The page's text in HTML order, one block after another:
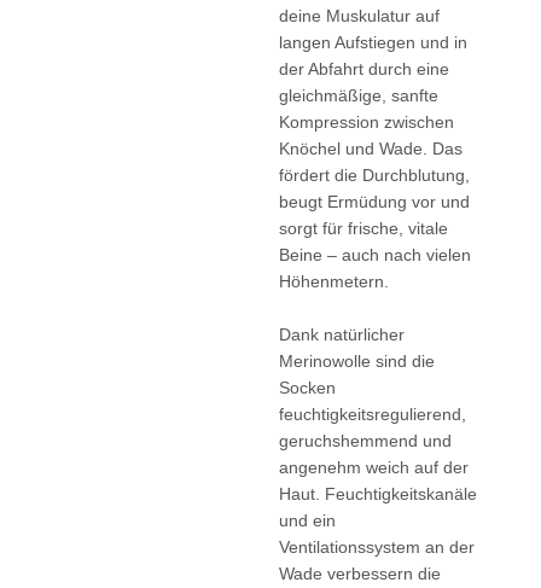
deine Muskulatur auf
langen Aufstiegen und in
der Abfahrt durch eine
gleichmäßige, sanfte
Kompression zwischen
Knöchel und Wade. Das
fördert die Durchblutung,
beugt Ermüdung vor und
sorgt für frische, vitale
Beine – auch nach vielen
Höhenmetern.
Dank natürlicher
Merinowolle sind die
Socken
feuchtigkeitsregulierend,
geruchshemmend und
angenehm weich auf der
Haut. Feuchtigkeitskanäle
und ein
Ventilationssystem an der
Wade verbessern die